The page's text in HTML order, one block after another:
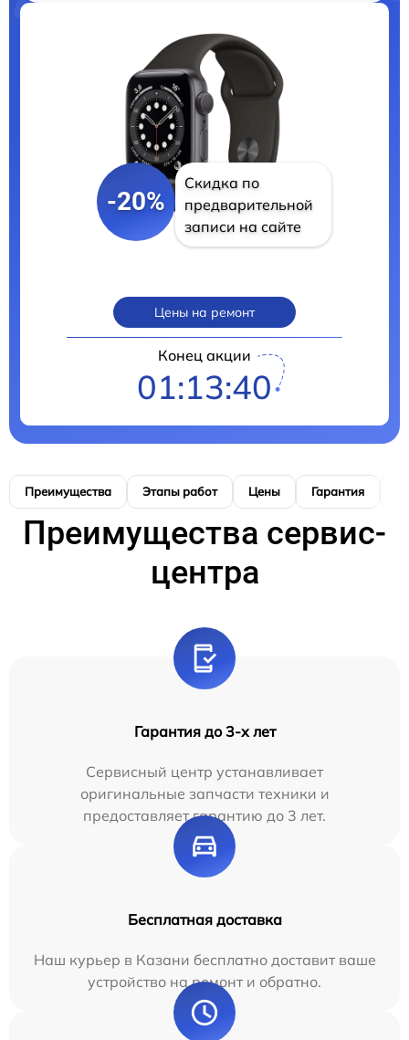
-20%
Скидка по
предварительной
записи на сайте
Цены на ремонт
Конец акции
01:13:39
Преимущества Этапы работ Цены Гарантия
Преимущества сервис-
центра
Гарантия до 3-х лет
Сервисный центр устанавливает
оригинальные запчасти техники и
предоставляет гарантию до 3 лет.
Бесплатная доставка
Наш курьер в Казани бесплатно доставит ваше
устройство на ремонт и обратно.